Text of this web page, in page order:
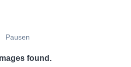
Pausen
found.